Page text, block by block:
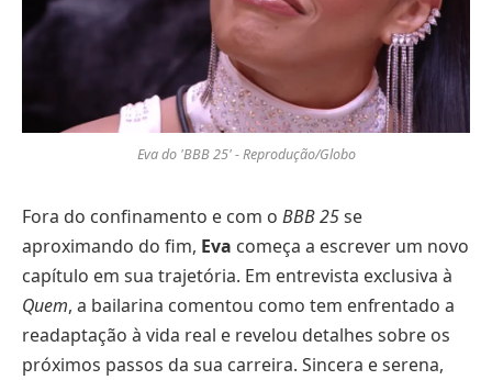
Eva do 'BBB 25' - Reprodução/Globo
Fora do confinamento e com o BBB 25se
aproximando do fim, Eva começa a escrever um novo
capítulo em sua trajetória. Em entrevista exclusiva à
Quem, a bailarina comentou como tem enfrentado a
readaptação à vida real e revelou detalhes sobre os
próximos passos da sua carreira. Sincera e serena,